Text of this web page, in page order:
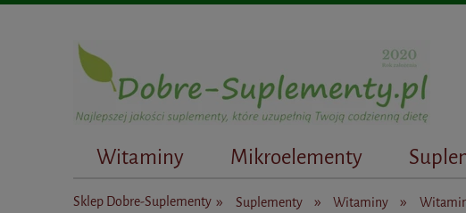
Witaminy Mikroelementy
Dietetycy
Sklep Dobre-Suplementy » Suplementy » Witaminy »